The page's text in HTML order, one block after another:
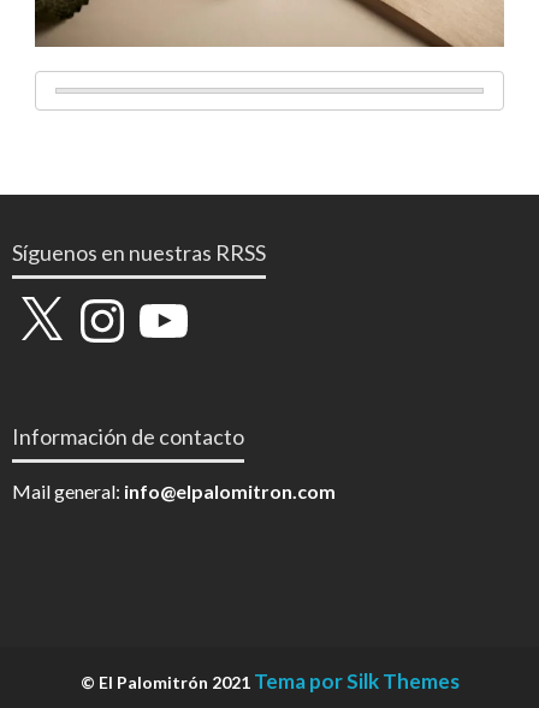
Síguenos en nuestras RRSS
X InstagramYouTube
Información de contacto
Mail general: info@elpalomitron.com
© El Palomitrón 2021 Tema por Silk Themes